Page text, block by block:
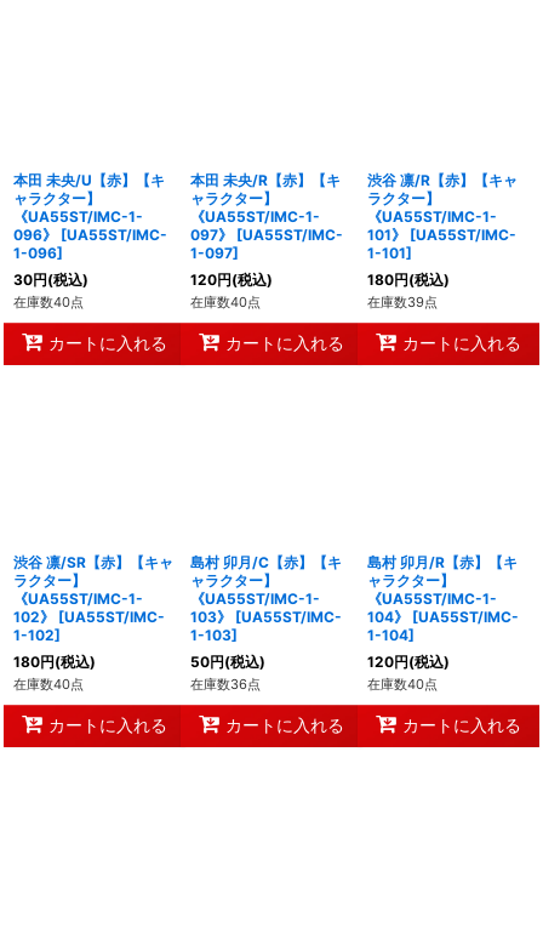
本田 未央/U【赤】【キ
ャラクター】
《UA55ST/IMC-1-
096》
[UA55ST/IMC-
1-096]
30円(税込)
在庫数40点
カートに入れる
本田 未央/R【赤】【キ
ャラクター】
《UA55ST/IMC-1-
097》
[UA55ST/IMC-
1-097]
120円(税込)
在庫数40点
カートに入れる
渋谷 凛/R【赤】【キャ
ラクター】
《UA55ST/IMC-1-
101》
[UA55ST/IMC-
1-101]
180円(税込)
在庫数39点
カートに入れる
渋谷 凛/SR【赤】【キャ
ラクター】
《UA55ST/IMC-1-
102》
[UA55ST/IMC-
1-102]
180円(税込)
在庫数40点
カートに入れる
島村 卯月/C【赤】【キ
ャラクター】
《UA55ST/IMC-1-
103》
[UA55ST/IMC-
1-103]
50円(税込)
在庫数36点
カートに入れる
島村 卯月/R【赤】【キ
ャラクター】
《UA55ST/IMC-1-
104》
[UA55ST/IMC-
1-104]
120円(税込)
在庫数40点
カートに入れる